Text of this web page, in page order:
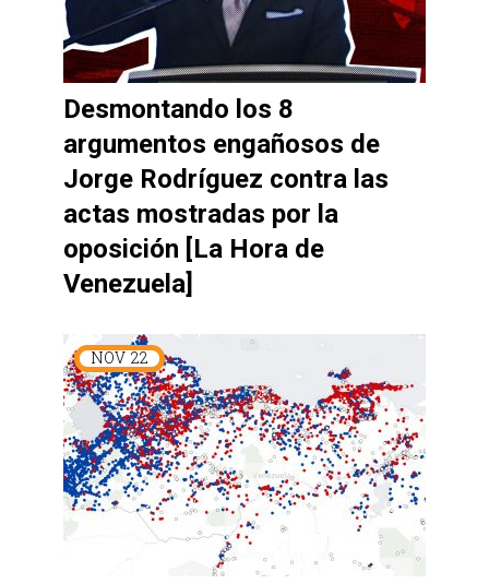
Desmontando los 8
argumentos engañosos de
Jorge Rodríguez contra las
actas mostradas por la
oposición [La Hora de
Venezuela]
NOV 22